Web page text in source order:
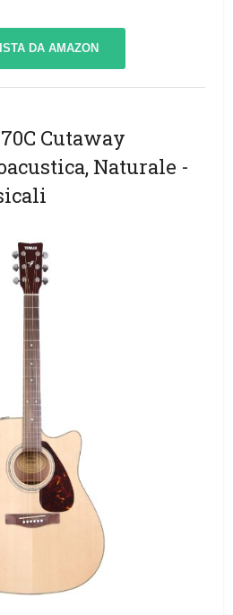
DA AMAZON
Cutaway
Naturale -